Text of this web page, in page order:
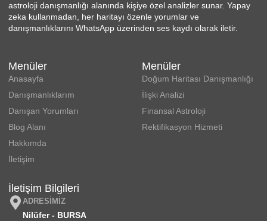
astroloji danışmanlığı alanında kişiye özel analizler sunar. Yapay
zeka kullanmadan, her haritayı özenle yorumlar ve
danışmanlıklarını WhatsApp üzerinden ses kaydı olarak iletir.
Menüler
Anasayfa
Danışmanlıklarım
Danışan Yorumları
Blog Alanı
Hakkımda
İletişim
Menüler
Doğum Haritası Danışmanlığı
İlişki Analizi
Finansal Astroloji
Rektifikasyon Hizmeti
İletişim Bilgileri
ADRESIMIZ
Nilüfer - BURSA